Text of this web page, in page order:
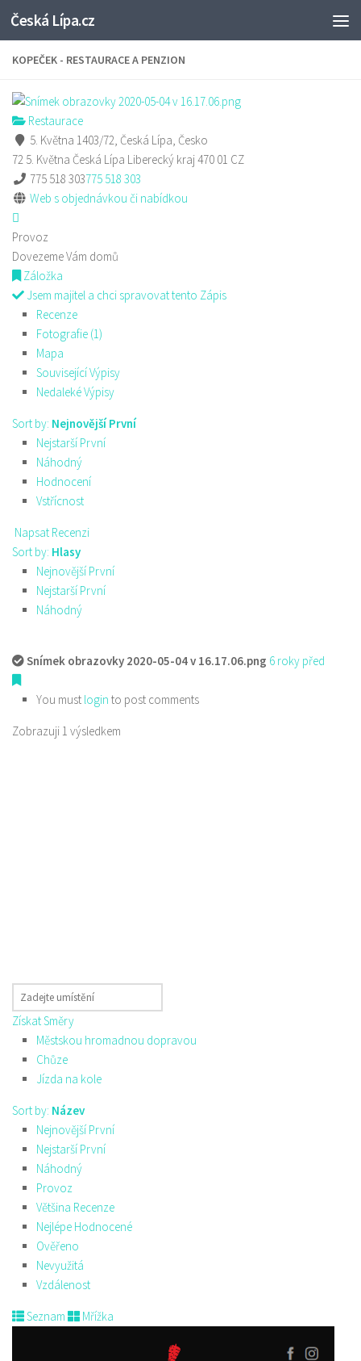
Skip to content
Česká Lípa.cz
KOPEČEK - RESTAURACE A PENZION
Restaurace
5. Května 1403/72, Česká Lípa, Česko
72 5. Května Česká Lípa Liberecký kraj470 01 CZ
775 518 303775 518 303
Web s objednávkou či nabídkou
Provoz
Dovezeme Vám domů
Záložka
Jsem majitel a chci spravovat tento Zápis
Recenze
Fotografie (1)
Mapa
Související Výpisy
Nedaleké Výpisy
Sort by: Nejnovější První
Nejstarší První
Náhodný
Hodnocení
Vstřícnost
Napsat Recenzi
Sort by: Hlasy
Nejnovější První
Nejstarší První
Náhodný
Snímek obrazovky 2020-05-04 v 16.17.06.png 6 roky před
You must login to post comments
Zobrazuji 1 výsledkem
Získat Směry
Městskou hromadnou dopravou
Chůze
Jízda na kole
Sort by: Název
Nejnovější První
Nejstarší První
Náhodný
Provoz
Většina Recenze
Nejlépe Hodnocené
Ověřeno
Nevyužitá
Vzdálenost
Seznam Mřížka